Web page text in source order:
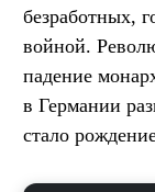
безработных,
войной.
падение
в Германии
стало